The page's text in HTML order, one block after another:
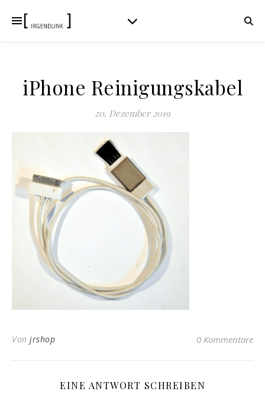
iPhone Reinigungskabel
20. Dezember 2019
Von jrshop 0 Kommentare
EINE ANTWORT SCHREIBEN